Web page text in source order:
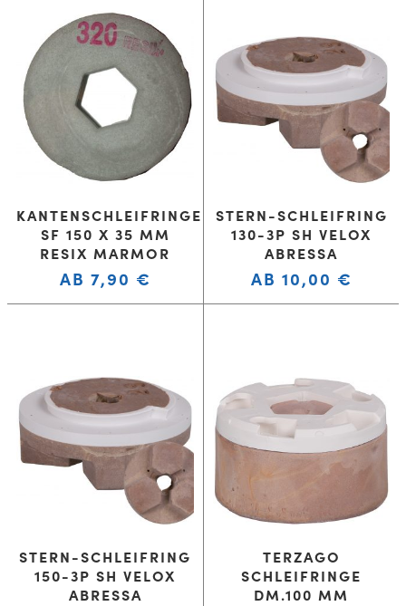
KANTENSCHLEIFRINGE
SF 150 X 35 MM
RESIX MARMOR
AB 7,90 €
STERN-SCHLEIFRING
130-3P SH VELOX
ABRESSA
AB 10,00 €
STERN-SCHLEIFRING
150-3P SH VELOX
ABRESSA
TERZAGO
SCHLEIFRINGE
DM.100 MM